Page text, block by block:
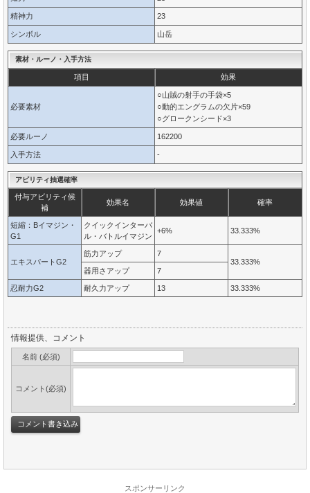
精神力 23
シンボル 山岳
素材・ルーノ・入手方法
項目 効果
必要素材
○山賊の射手の手袋×5
○動的エングラムの欠片×59
○グロークンシード×3
必要ルーノ 162200
入手方法 -
アビリティ抽選確率
付与アビリティ候
補
効果名 効果値 確率
短縮：Bイマジン・
G1
クイックインターバ
ル・バトルイマジン
+6% 33.333%
エキスパートG2
筋力アップ
7
33.333%
器用さアップ
7
忍耐力G2 耐久力アップ 13 33.333%
情報提供、コメント
名前 (必須)
コメント(必須)
スポンサーリンク